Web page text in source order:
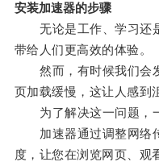
安装加速器的步骤
无论是工作、学习还
带给人们更高效的体验。
然而，有时候我们会发
页加载缓慢，这让人感到
为了解决这一问题，一
加速器通过调整网络
度，让您在浏览网页、观